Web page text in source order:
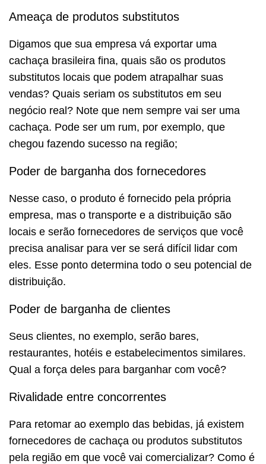
Ameaça de produtos substitutos
Digamos que sua empresa vá exportar uma
cachaça brasileira fina, quais são os produtos
substitutos locais que podem atrapalhar suas
vendas? Quais seriam os substitutos em seu
negócio real? Note que nem sempre vai ser uma
cachaça. Pode ser um rum, por exemplo, que
chegou fazendo sucesso na região;
Poder de barganha dos fornecedores
Nesse caso, o produto é fornecido pela própria
empresa, mas o transporte e a distribuição são
locais e serão fornecedores de serviços que você
precisa analisar para ver se será difícil lidar com
eles. Esse ponto determina todo o seu potencial de
distribuição.
Poder de barganha de clientes
Seus clientes, no exemplo, serão bares,
restaurantes, hotéis e estabelecimentos similares.
Qual a força deles para barganhar com você?
Rivalidade entre concorrentes
Para retomar ao exemplo das bebidas, já existem
fornecedores de cachaça ou produtos substitutos
pela região em que você vai comercializar? Como é